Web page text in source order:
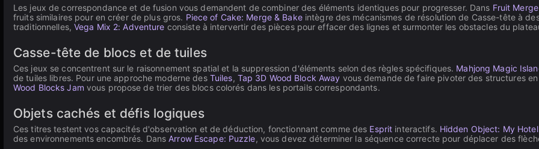
Les jeux de correspondance et de fusion vous demandent de combiner des éléments identiques pour progresser. Dans Fruit
fruits similaires pour en créer de plus gros. Piece of Cake: Merge & Bakeintègre des mécanismes de résolution de Casse-tête à
traditionnelles,Vega Mix 2: Adventure consiste à intervertir des pièces pour effacer des lignes et surmonter les obstacles du
Casse-tête de blocs et de tuiles
Ces jeux se concentrent sur le raisonnement spatial et la suppression d'éléments selon des règles spécifiques. Mahjong Magic
de tuiles libres. Pour une approche moderne des Tuiles, Tap 3D Wood Block Away vous demande de faire pivoter des structures
Wood Blocks Jam vous propose de trier des blocs colorés dans les portails correspondants.
Objets cachés et défis logiques
Ces titres testent vos capacités d'observation et de déduction, fonctionnant comme des Esprit interactifs. Hidden Object: My Hotel
des environnements encombrés. DansArrow Escape: Puzzle, vous devez déterminer la séquence correcte pour déplacer des